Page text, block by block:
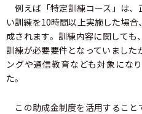
例えば「特定訓練コース」は、
い訓練を10時間以上実施した場
成されます。訓練内容に関して
訓練が必要要件となっていまし
ングや通信教育なども対象にな
た。
この助成金制度を活用すること